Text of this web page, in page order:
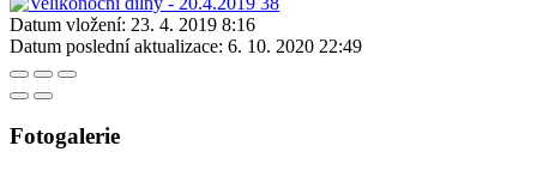
Datum vložení: 23. 4. 2019 8:16
Datum poslední aktualizace: 6. 10. 2020 22:49
Fotogalerie